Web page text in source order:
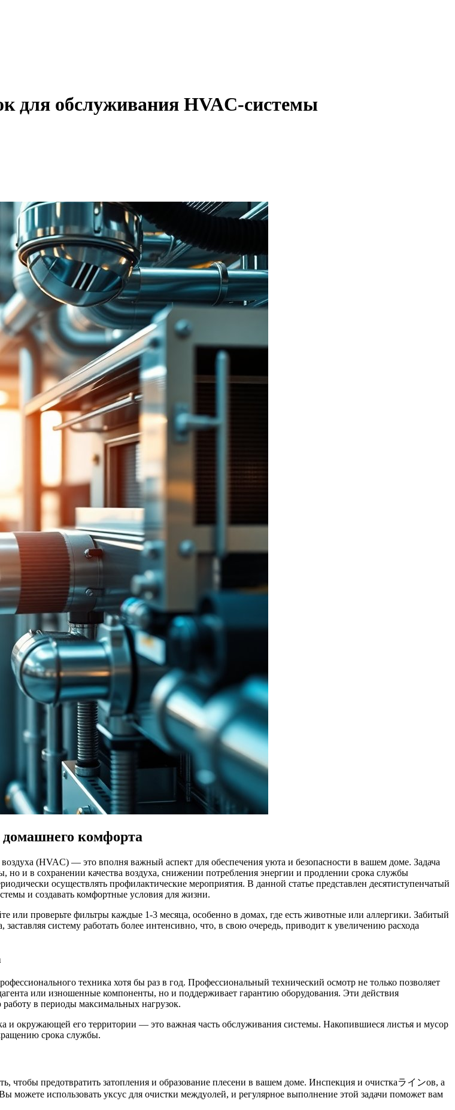
для обслуживания HVAC-системы
комфорта
(HVAC) — это вполня важный аспект для обеспечения уюта и безопасности в вашем доме. Задача
и в сохранении качества воздуха, снижении потребления энергии и продлении срока службы
осуществлять профилактические мероприятия. В данной статье представлен десятиступенчатый
и создавать комфортные условия для жизни.
или проверьте фильтры каждые 1-3 месяца, особенно в домах, где есть животные или аллергики. Забитый
систему работать более интенсивно, что, в свою очередь, приводит к увеличению расхода
техника хотя бы раз в год. Профессиональный технический осмотр не только позволяет
или изношенные компоненты, но и поддерживает гарантию оборудования. Эти действия
в периоды максимальных нагрузок.
и окружающей его территории — это важная часть обслуживания системы. Накопившиеся листья и мусор
срока службы.
предотвратить затопления и образование плесени в вашем доме. Инспекция и очисткаラインов, а
можете использовать уксус для очистки междуолей, и регулярное выполнение этой задачи поможет вам